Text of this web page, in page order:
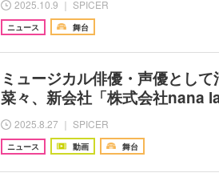
2025.10.9 ｜ SPICER
ニュース 舞台
ミュージカル俳優・声優とし
菜々、新会社「株式会社nana
2025.8.27 ｜ SPICER
ニュース 動画 舞台